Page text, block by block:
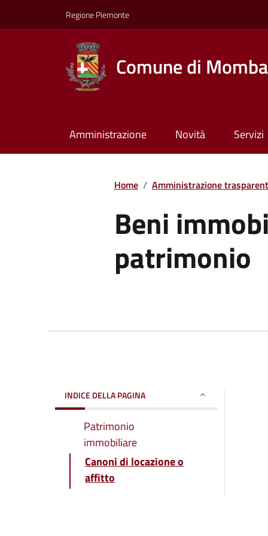
Regione Piemonte
Comune di
Amministrazione Novità Servizi
Home / Amministrazione
Beni
patrimonio
INDICE DELLA PAGINA
Patrimonio
immobiliare
Canoni di locazione o
affitto